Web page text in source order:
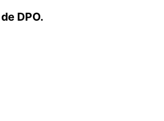
DPO.